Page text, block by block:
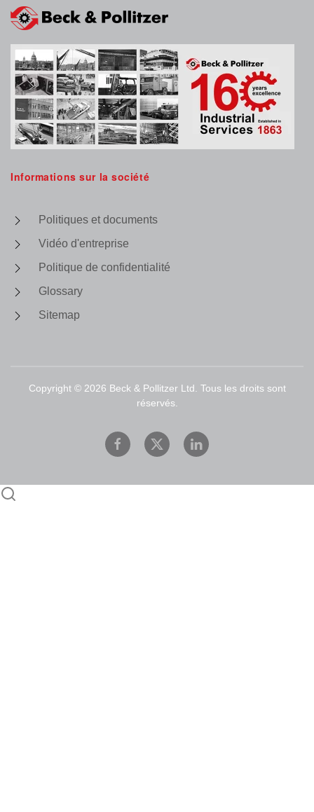
Informations sur la société
Politiques et documents
Vidéo d'entreprise
Politique de confidentialité
Glossary
Sitemap
Copyright © 2026 Beck & Pollitzer Ltd. Tous les droits sont
réservés.